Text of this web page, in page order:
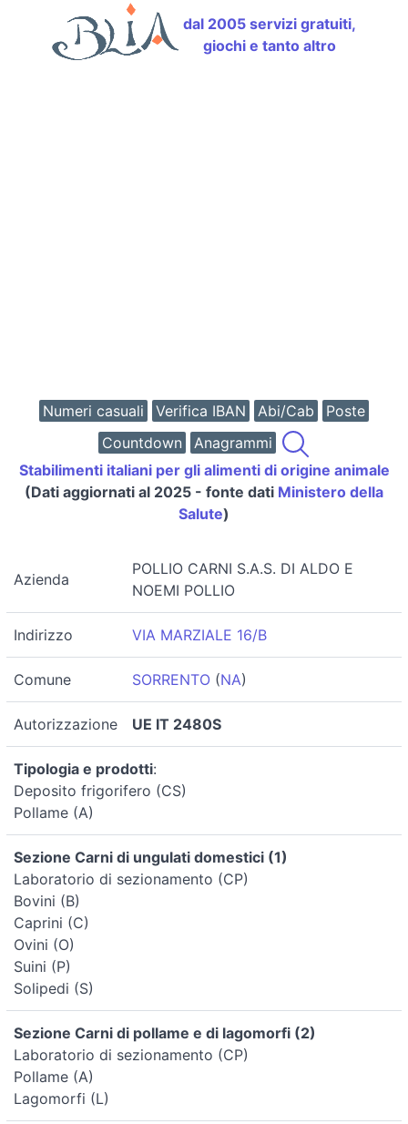
dal 2005 servizi gratuiti,
giochi e tanto altro
Numeri casuali Verifica IBAN Abi/Cab
Poste
Countdown
Anagrammi
Stabilimenti italiani per gli alimenti di origine animale
(Dati aggiornati al 2025 - fonte dati Ministero della
Salute)
Azienda
POLLIO CARNI S.A.S. DI ALDO E
NOEMI POLLIO
Indirizzo VIA MARZIALE 16/B
Comune SORRENTO (NA)
Autorizzazione UE IT 2480S
Tipologia e prodotti:
Deposito frigorifero (CS)
Pollame (A)
Sezione Carni di ungulati domestici (1)
Laboratorio di sezionamento (CP)
Bovini (B)
Caprini (C)
Ovini (O)
Suini (P)
Solipedi (S)
Sezione Carni di pollame e di lagomorfi (2)
Laboratorio di sezionamento (CP)
Pollame (A)
Lagomorfi (L)